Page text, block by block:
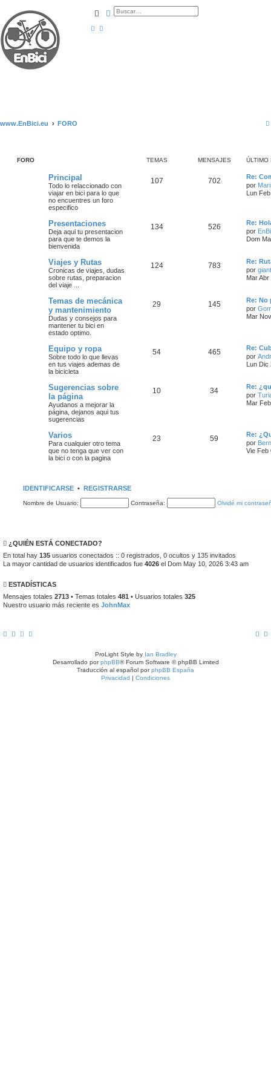
BuscarBúsqueda avanzada
www.EnBici.eu FORO
FORO TEMAS MENSAJES ÚLTIMO
Principal
Todo lo relaccionado con
viajar en bici para lo que
no encuentres un foro
especifico
107 702
Re:
por
Lun
Presentaciones
Deja aqui tu presentacion
para que te demos la
bienvenida
134 526
Re:
por
Dom
Viajes y Rutas
Cronicas de viajes, dudas
sobre rutas, preparacion
del viaje ...
124 783
Re:
por giant
Mar
Temas de mecánica
y mantenimiento
Dudas y consejos para
mantener tu bici en
estado optimo.
29 145
Re: No
por
Mar
Equipo y ropa
Sobre todo lo que llevas
en tus viajes ademas de
la bicicleta
54 465
Re:
por
Lun Dic
Sugerencias sobre
la página
Ayudanos a mejorar la
página, dejanos aqui tus
sugerencias
10 34
Re:
por
Mar
Varios
Para cualquier otro tema
que no tenga que ver con
la bici o con la pagina
23 59
Re:
por
Vie Feb
IDENTIFICARSE • REGISTRARSE
Nombre de Usuario: Contraseña: Olvidé mi
¿QUIÉN ESTÁ CONECTADO?
En total hay 135 usuarios conectados :: 0 registrados, 0 ocultos y 135 invitados
La mayor cantidad de usuarios identificados fue 4026 el Dom May 10, 2026 3:43 am
ESTADÍSTICAS
Mensajes totales 2713 • Temas totales 481 • Usuarios totales 325
Nuestro usuario más reciente es JohnMax
ProLight Style by Ian Bradley
Desarrollado porphpBB® Forum Software © phpBB Limited
Traducción al español porphpBB España
Privacidad | Condiciones